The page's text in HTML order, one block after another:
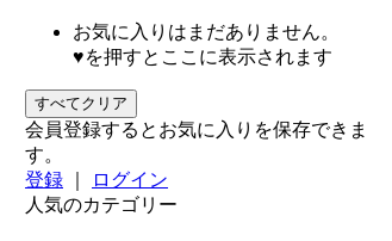
お気に入りはまだありません。
♥を押すとここに表示されます
すべてクリア
会員登録するとお気に入りを保存できま
す。
登録
ログイン
人気のカテゴリー